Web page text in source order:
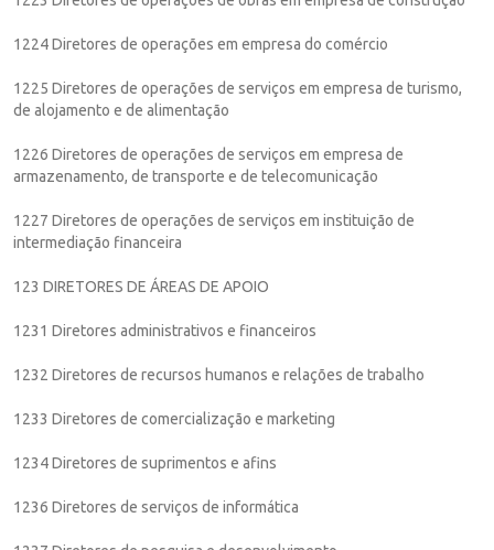
1224 Diretores de operações em empresa do comércio
1225 Diretores de operações de serviços em empresa de turismo,
de alojamento e de alimentação
1226 Diretores de operações de serviços em empresa de
armazenamento, de transporte e de telecomunicação
1227 Diretores de operações de serviços em instituição de
intermediação financeira
123 DIRETORES DE ÁREAS DE APOIO
1231 Diretores administrativos e financeiros
1232 Diretores de recursos humanos e relações de trabalho
1233 Diretores de comercialização e marketing
1234 Diretores de suprimentos e afins
1236 Diretores de serviços de informática